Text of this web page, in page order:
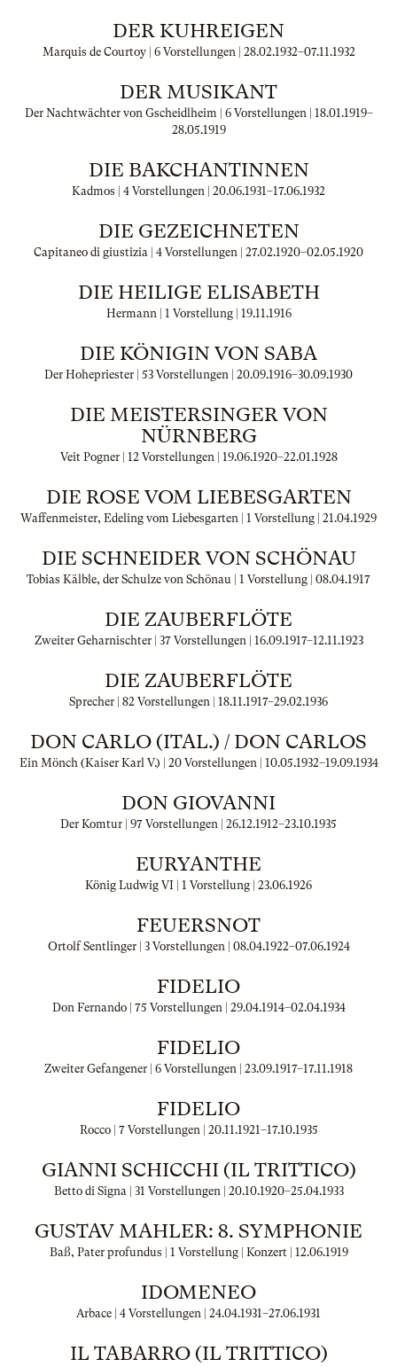
DER KUHREIGEN
Marquis de Courtoy | 6 Vorstellungen | 28.02.1932–07.11.1932
DER MUSIKANT
Der Nachtwächter von Gscheidlheim | 6 Vorstellungen | 18.01.1919–
28.05.1919
DIE BAKCHANTINNEN
Kadmos | 4 Vorstellungen | 20.06.1931–17.06.1932
DIE GEZEICHNETEN
Capitaneo di giustizia | 4 Vorstellungen | 27.02.1920–02.05.1920
DIE HEILIGE ELISABETH
Hermann | 1 Vorstellung | 19.11.1916
DIE KÖNIGIN VON SABA
Der Hohepriester | 53 Vorstellungen | 20.09.1916–30.09.1930
DIE MEISTERSINGER VON
NÜRNBERG
Veit Pogner | 12 Vorstellungen | 19.06.1920–22.01.1928
DIE ROSE VOM LIEBESGARTEN
Waffenmeister, Edeling vom Liebesgarten | 1 Vorstellung | 21.04.1929
DIE SCHNEIDER VON SCHÖNAU
Tobias Kälble, der Schulze von Schönau | 1 Vorstellung | 08.04.1917
DIE ZAUBERFLÖTE
Zweiter Geharnischter | 37 Vorstellungen | 16.09.1917–12.11.1923
DIE ZAUBERFLÖTE
Sprecher | 82 Vorstellungen | 18.11.1917–29.02.1936
DON CARLO (ITAL.) / DON CARLOS
Ein Mönch (Kaiser Karl V.) | 20 Vorstellungen | 10.05.1932–19.09.1934
DON GIOVANNI
Der Komtur | 97 Vorstellungen | 26.12.1912–23.10.1935
EURYANTHE
König Ludwig VI | 1 Vorstellung | 23.06.1926
FEUERSNOT
Ortolf Sentlinger | 3 Vorstellungen | 08.04.1922–07.06.1924
FIDELIO
Don Fernando | 75 Vorstellungen | 29.04.1914–02.04.1934
FIDELIO
Zweiter Gefangener | 6 Vorstellungen | 23.09.1917–17.11.1918
FIDELIO
Rocco | 7 Vorstellungen | 20.11.1921–17.10.1935
GIANNI SCHICCHI (IL TRITTICO)
Betto di Signa | 31 Vorstellungen | 20.10.1920–25.04.1933
GUSTAV MAHLER: 8. SYMPHONIE
Baß, Pater profundus | 1 Vorstellung | Konzert | 12.06.1919
IDOMENEO
Arbace | 4 Vorstellungen | 24.04.1931–27.06.1931
IL TABARRO (IL TRITTICO)